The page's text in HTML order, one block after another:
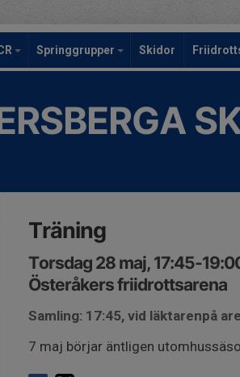
Springgrupper Skidor
Träning
Torsdag 28 maj, 17:45-
Österåkers friidrottsarena
Samling: 17:45, vid läktarenpå
7 maj börjar äntligen